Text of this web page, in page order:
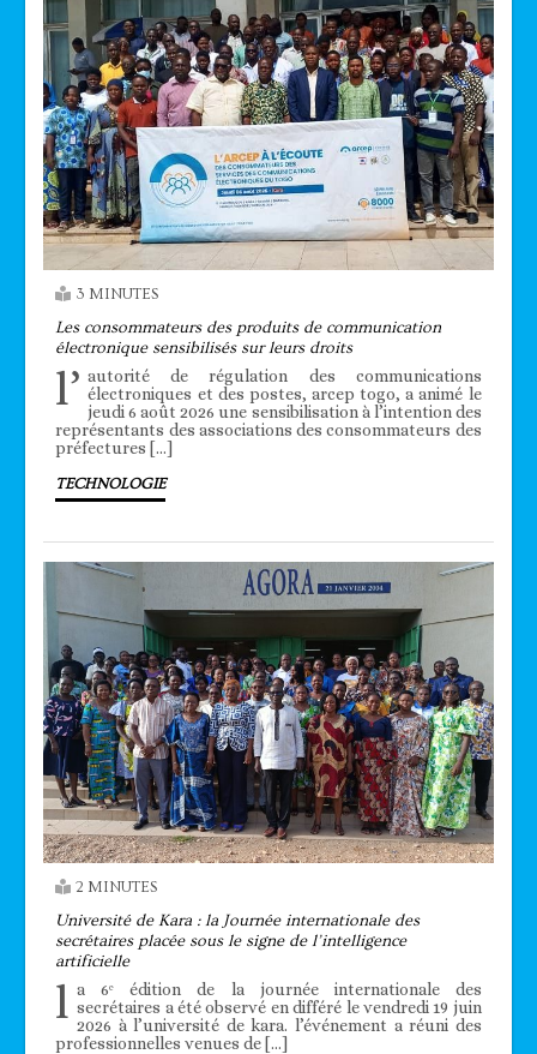
3 MINUTES
Les consommateurs des produits de communication
électronique sensibilisés sur leurs droits
l’ autorité de régulation des communications
électroniques et des postes, arcep togo, a animé le
jeudi 6 août 2026 une sensibilisation à l’intention des
représentants des associations des consommateurs des
préfectures […]
TECHNOLOGIE
2 MINUTES
Université de Kara : la Journée internationale des
secrétaires placée sous le signe de l’intelligence
artificielle
l a 6ᵉ édition de la journée internationale des
secrétaires a été observé en différé le vendredi 19 juin
2026 à l’université de kara. l’événement a réuni des
professionnelles venues de […]